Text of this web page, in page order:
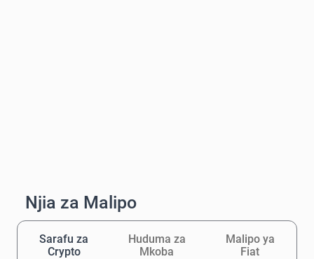
Njia za Malipo
Sarafu za
Crypto
Huduma za
Mkoba
Malipo ya
Fiat